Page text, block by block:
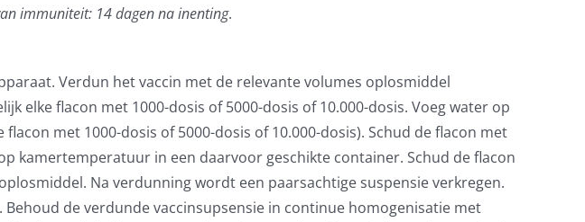
immuniteit: 14 dagen na inenting.
Verdun het vaccin met de relevante volumes oplosmiddel
elke flacon met 1000-dosis of 5000-dosis of 10.000-dosis. Voeg water op
met 1000-dosis of 5000-dosis of 10.000-dosis). Schud de flacon met
kamertemperatuur in een daarvoor geschikte container. Schud de flacon
Na verdunning wordt een paarsachtige suspensie verkregen.
de verdunde vaccinsupsensie in continue homogenisatie met